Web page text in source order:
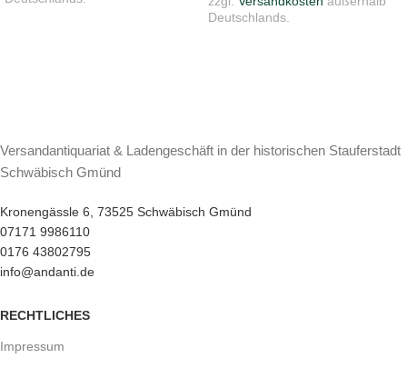
Deutschlands.
Versandantiquariat & Ladengeschäft in der historischen Stauferstadt
Schwäbisch Gmünd
Kronengässle 6, 73525 Schwäbisch Gmünd
07171 9986110
0176 43802795
info@andanti.de
RECHTLICHES
Impressum